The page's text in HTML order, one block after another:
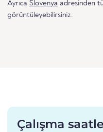
Ayrıca Slovenya adresinden
görüntüleyebilirsiniz.
Çalışma